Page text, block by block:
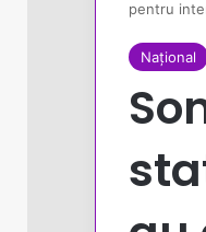
pentru
Național